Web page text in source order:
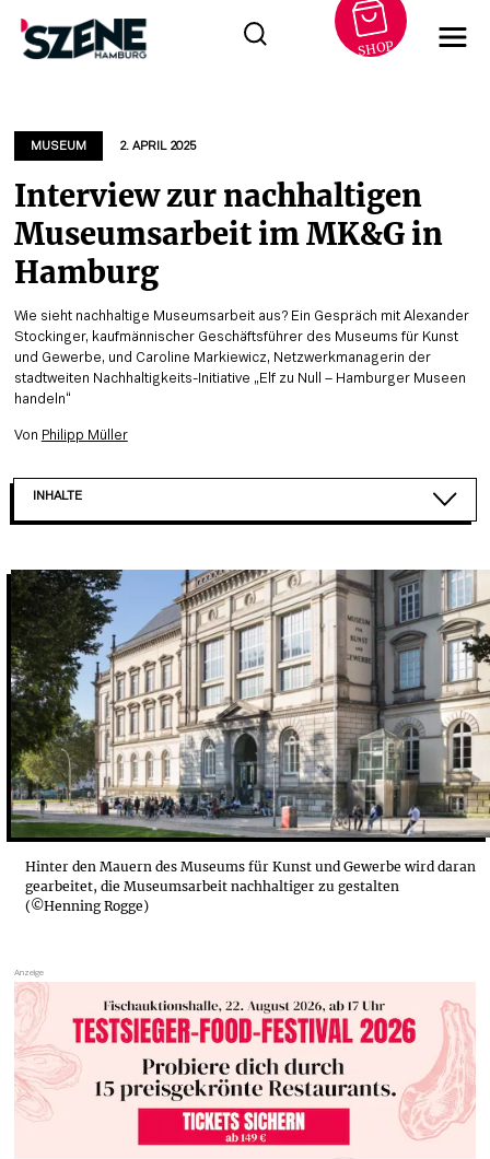
springen
SHOP
MUSEUM 2. APRIL 2025
Interview zur nachhaltigen
Museumsarbeit im MK&G in
Hamburg
Wie sieht nachhaltige Museumsarbeit aus? Ein Gespräch mit Alexander
Stockinger, kaufmännischer Geschäftsführer des Museums für Kunst
und Gewerbe, und Caroline Markiewicz, Netzwerkmanagerin der
stadtweiten Nachhaltigkeits-Initiative „Elf zu Null – Hamburger Museen
handeln“
Von Philipp Müller
INHALTE
DIE INITIATIVE „ELF ZU NULL“ WILL DIE MUSE...
BISHERIGE MASSNAHMEN DES MUSEUMS FÜR KUNST ...
Hinter den Mauern des Museums für Kunst und Gewerbe wird daran
gearbeitet, die Museumsarbeit nachhaltiger zu gestalten
(©Henning Rogge)